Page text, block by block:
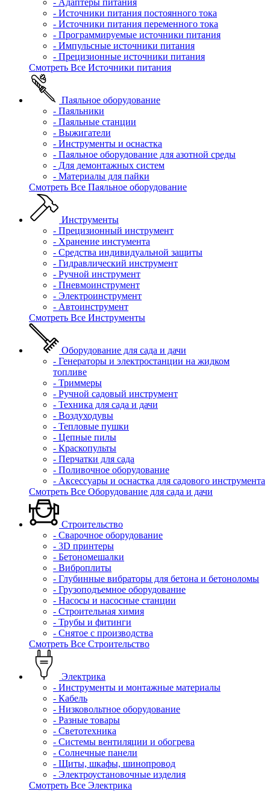
- Адаптеры питания
- Источники питания постоянного тока
- Источники питания переменного тока
- Программируемые источники питания
- Импульсные источники питания
- Прецизионные источники питания
Смотреть Все Источники питания
Паяльное оборудование
- Паяльники
- Паяльные станции
- Выжигатели
- Инструменты и оснастка
- Паяльное оборудование для азотной среды
- Для демонтажных систем
- Материалы для пайки
Смотреть Все Паяльное оборудование
Инструменты
- Прецизионный инструмент
- Хранение инстумента
- Средства индивидуальной защиты
- Гидравлический инструмент
- Ручной инструмент
- Пневмоинструмент
- Электроинструмент
- Автоинструмент
Смотреть Все Инструменты
Оборудование для сада и дачи
- Генераторы и электростанции на жидком
топливе
- Триммеры
- Ручной садовый инструмент
- Техника для сада и дачи
- Воздуходувы
- Тепловые пушки
- Цепные пилы
- Краскопульты
- Перчатки для сада
- Поливочное оборудование
- Аксессуары и оснастка для садового инструмента
Смотреть Все Оборудование для сада и дачи
Строительство
- Сварочное оборудование
- 3D принтеры
- Бетономешалки
- Виброплиты
- Глубинные вибраторы для бетона и бетоноломы
- Грузоподъемное оборудование
- Насосы и насосные станции
- Строительная химия
- Трубы и фитинги
- Снятое с производства
Смотреть Все Строительство
Электрика
- Инструменты и монтажные материалы
- Кабель
- Низковольтное оборудование
- Разные товары
- Светотехника
- Системы вентиляции и обогрева
- Солнечные панели
- Щиты, шкафы, шинопровод
- Электроустановочные изделия
Смотреть Все Электрика